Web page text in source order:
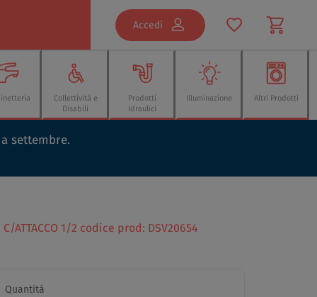
Accedi
Collettività e
Disabili
Prodotti
Idraulici
Illuminazione Altri Prodotti
settembre.
C/ATTACCO 1/2 codice prod: DSV20654
Quantità